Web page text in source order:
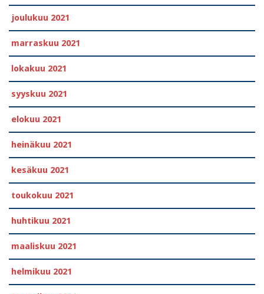
joulukuu 2021
marraskuu 2021
lokakuu 2021
syyskuu 2021
elokuu 2021
heinäkuu 2021
kesäkuu 2021
toukokuu 2021
huhtikuu 2021
maaliskuu 2021
helmikuu 2021